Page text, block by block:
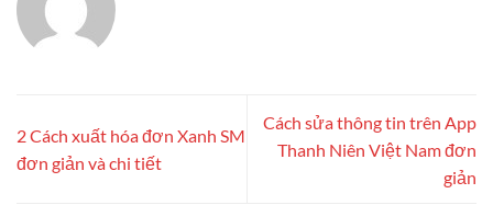
2 Cách xuất hóa đơn Xanh SM
đơn giản và chi tiết
Cách sửa thông tin trên App
Thanh Niên Việt Nam đơn
giản